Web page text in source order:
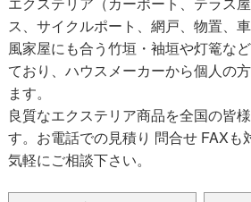
ス、サイクルポート、網戸、物置、
風家屋にも合う竹垣・袖垣や灯篭な
ており、ハウスメーカーから個人の
ます。
良質なエクステリア商品を全国の皆
す。お電話での見積り 問合せ FAXも
気軽にご相談下さい。